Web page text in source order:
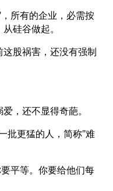
所有的企业，必需按
硅谷做起。
股祸害，还没有强制
，还不显得奇葩。
批更猛的人，简称"难
平等。你要给他们每